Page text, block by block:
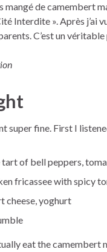
mangé de camembert
Interdite ». Après j’ai
C’est un
super fine. First I
of bell peppers,
fricassee with spicy
cheese, yoghurt
eat the